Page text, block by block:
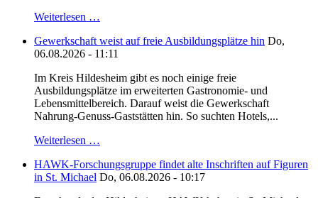
Weiterlesen …
Gewerkschaft weist auf freie Ausbildungsplätze hin Do,
06.08.2026 - 11:11
Im Kreis Hildesheim gibt es noch einige freie
Ausbildungsplätze im erweiterten Gastronomie- und
Lebensmittelbereich. Darauf weist die Gewerkschaft
Nahrung-Genuss-Gaststätten hin. So suchten Hotels,...
Weiterlesen …
HAWK-Forschungsgruppe findet alte Inschriften auf Figuren
in St. Michael Do, 06.08.2026 - 10:17